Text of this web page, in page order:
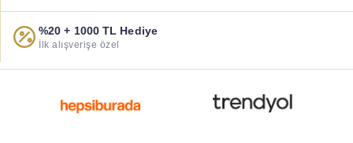
%20 + 1000 TL Hediye
İlk alışverişe özel